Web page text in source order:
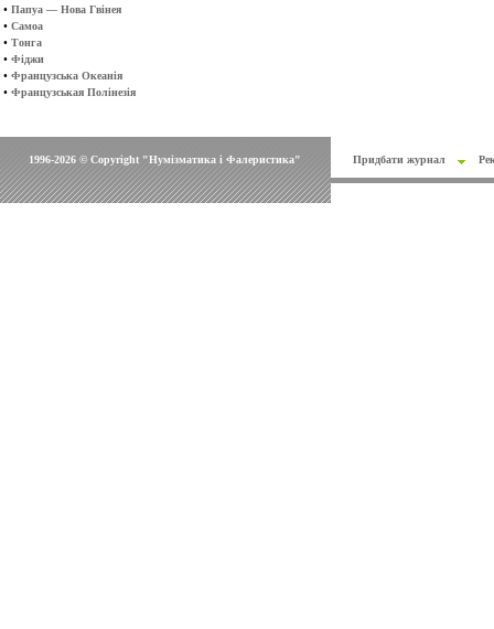
• Папуа — Нова Гвінея
• Самоа
• Тонга
• Фіджи
• Французська Океанія
• Французськая Полінезія
1996-2026 © Copyright "Нумізматика і Фалеристика" Придбати журнал